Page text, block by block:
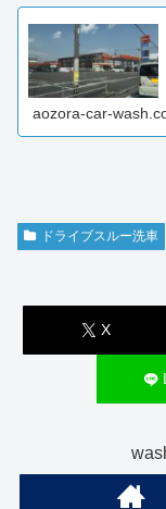
aozora-car-
ドライブスルー洗車
X